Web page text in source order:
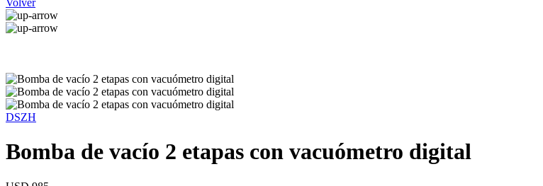
Volver
DSZH
Bomba de vacío 2 etapas con vacuómetro digital